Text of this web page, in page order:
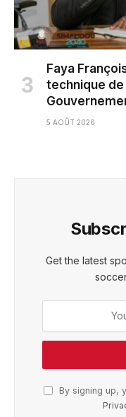
Faya
technique
5 AOÛT 2026
Get the latest
By signing up,